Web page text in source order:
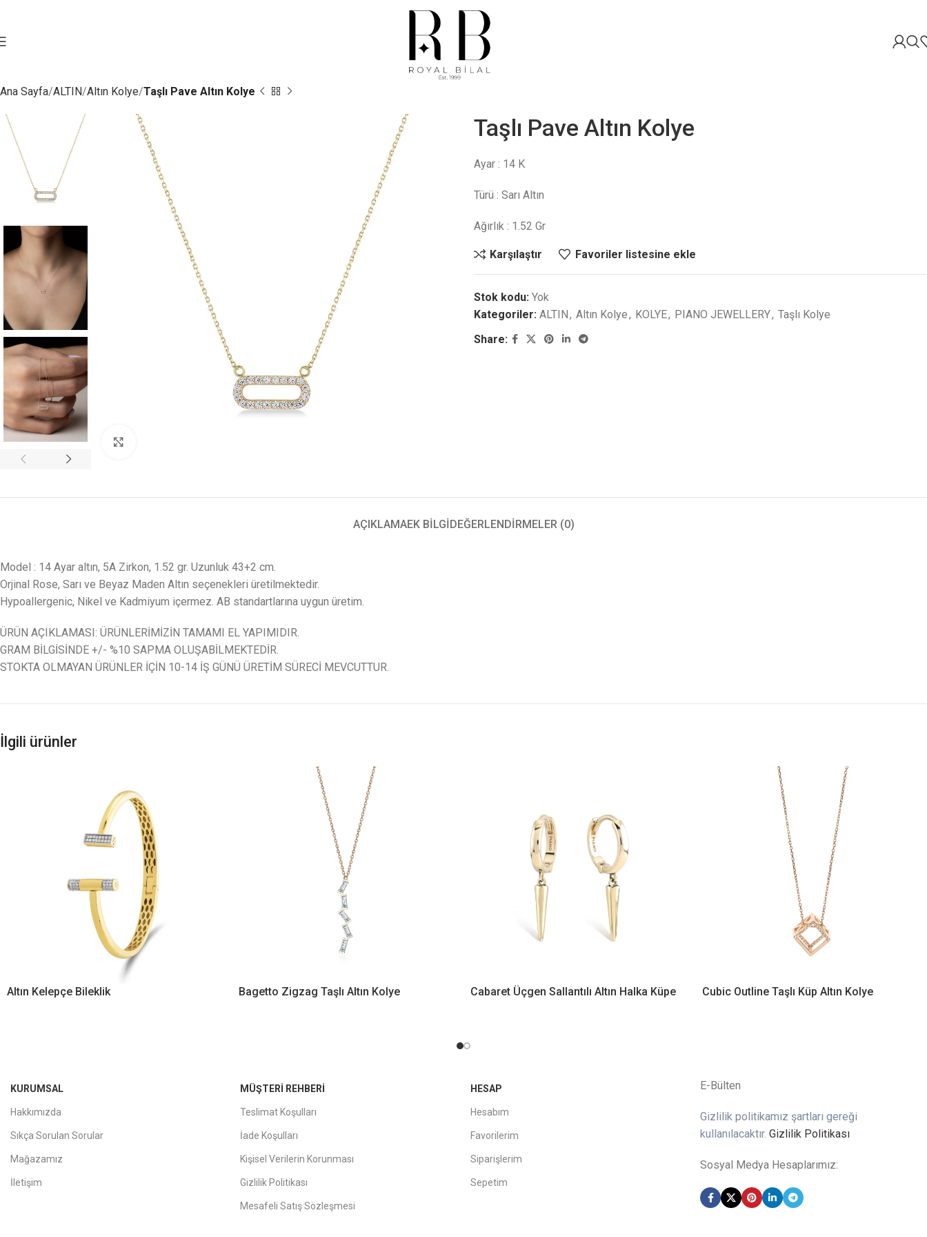
Ana Sayfa ALTIN Altın Kolye Taşlı Pave Altın Kolye
Taşlı Pave Altın Kolye
Ayar : 14 K
Türü : Sarı Altın
Ağırlık : 1.52 Gr
Karşılaştır Favoriler listesine ekle
Stok kodu: Yok
Kategoriler: ALTIN, Altın Kolye, KOLYE, PIANO JEWELLERY, Taşlı Kolye
Share:
AÇIKLAMAEK BILGIDEĞERLENDIRMELER (0)
Model : 14 Ayar altın, 5A Zirkon, 1.52 gr. Uzunluk 43+2 cm.
Orjinal Rose, Sarı ve Beyaz Maden Altın seçenekleri üretilmektedir.
Hypoallergenic, Nikel ve Kadmiyum içermez. AB standartlarına uygun üretim.
ÜRÜN AÇIKLAMASI: ÜRÜNLERİMİZİN TAMAMI EL YAPIMIDIR.
GRAM BİLGİSİNDE +/- %10 SAPMA OLUŞABİLMEKTEDİR.
STOKTA OLMAYAN ÜRÜNLER İÇİN 10-14 İŞ GÜNÜ ÜRETİM SÜRECİ MEVCUTTUR.
İlgili ürünler
Altın Kelepçe Bileklik Bagetto Zigzag Taşlı Altın Kolye Cabaret Üçgen Sallantılı Altın Halka Küpe Cubic Outline Taşlı Küp Altın Kolye
KURUMSAL
Hakkımızda
Sıkça Sorulan Sorular
Mağazamız
İletişim
MÜŞTERI REHBERI
Teslimat Koşulları
İade Koşulları
Kişisel Verilerin Korunması
Gizlilik Politikası
Mesafeli Satış Sözleşmesi
HESAP
Hesabım
Favorilerim
Siparişlerim
Sepetim
E-Bülten
Gizlilik politikamız şartları gereği
kullanılacaktır.Gizlilik Politikası
Sosyal Medya Hesaplarımız: